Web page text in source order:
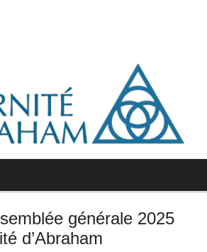
générale 2025
d’Abraham